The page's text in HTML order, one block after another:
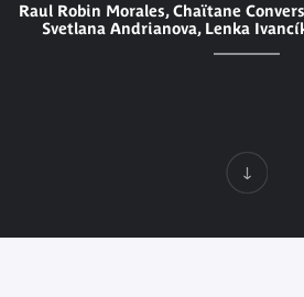
Raul Robin Morales, Chaïtane
Svetlana Andrianova, Lenka